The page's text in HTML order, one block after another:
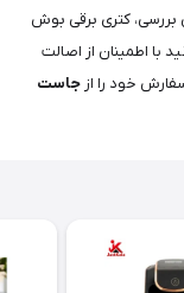
کتری برقی بوش
با اطمینان از اصالت
خود را از جاست